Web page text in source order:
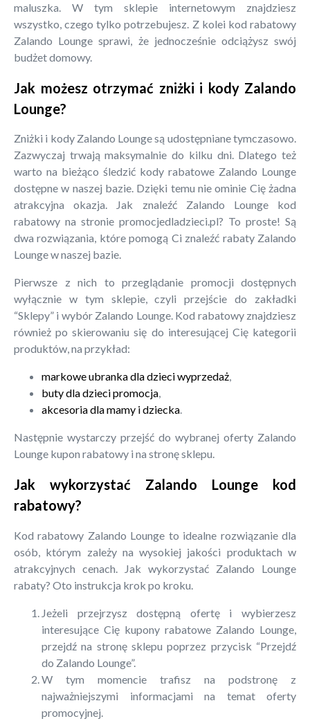
maluszka. W tym sklepie internetowym znajdziesz
wszystko, czego tylko potrzebujesz. Z kolei kod rabatowy
Zalando Lounge sprawi, że jednocześnie odciążysz swój
budżet domowy.
Jak możesz otrzymać zniżki i kody Zalando
Lounge?
Zniżki i kody Zalando Lounge są udostępniane tymczasowo.
Zazwyczaj trwają maksymalnie do kilku dni. Dlatego też
warto na bieżąco śledzić kody rabatowe Zalando Lounge
dostępne w naszej bazie. Dzięki temu nie ominie Cię żadna
atrakcyjna okazja. Jak znaleźć Zalando Lounge kod
rabatowy na stronie promocjedladzieci.pl? To proste! Są
dwa rozwiązania, które pomogą Ci znaleźć rabaty Zalando
Lounge w naszej bazie.
Pierwsze z nich to przeglądanie promocji dostępnych
wyłącznie w tym sklepie, czyli przejście do zakładki
“Sklepy” i wybór Zalando Lounge. Kod rabatowy znajdziesz
również po skierowaniu się do interesującej Cię kategorii
produktów, na przykład:
markowe ubranka dla dzieci wyprzedaż,
buty dla dzieci promocja,
akcesoria dla mamy i dziecka.
Następnie wystarczy przejść do wybranej oferty Zalando
Lounge kupon rabatowy i na stronę sklepu.
Jak wykorzystać Zalando Lounge kod
rabatowy?
Kod rabatowy Zalando Lounge to idealne rozwiązanie dla
osób, którym zależy na wysokiej jakości produktach w
atrakcyjnych cenach. Jak wykorzystać Zalando Lounge
rabaty? Oto instrukcja krok po kroku.
Jeżeli przejrzysz dostępną ofertę i wybierzesz
interesujące Cię kupony rabatowe Zalando Lounge,
przejdź na stronę sklepu poprzez przycisk “Przejdź
do Zalando Lounge”.
W tym momencie trafisz na podstronę z
najważniejszymi informacjami na temat oferty
promocyjnej.